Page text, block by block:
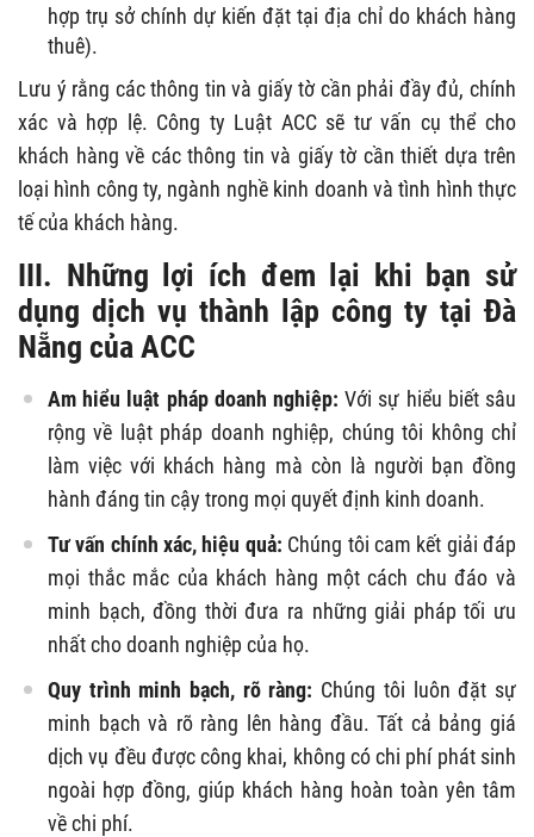
hợp trụ sở chính dự kiến đặt tại địa chỉ do khách hàng
thuê).
Lưu ý rằng các thông tin và giấy tờ cần phải đầy đủ, chính
xác và hợp lệ. Công ty Luật ACC sẽ tư vấn cụ thể cho
khách hàng về các thông tin và giấy tờ cần thiết dựa trên
loại hình công ty, ngành nghề kinh doanh và tình hình thực
tế của khách hàng.
III. Những lợi ích đem lại khi bạn sử
dụng dịch vụ thành lập công ty tại Đà
Nẵng của ACC
Am hiểu luật pháp doanh nghiệp: Với sự hiểu biết sâu
rộng về luật pháp doanh nghiệp, chúng tôi không chỉ
làm việc với khách hàng mà còn là người bạn đồng
hành đáng tin cậy trong mọi quyết định kinh doanh.
Tư vấn chính xác, hiệu quả: Chúng tôi cam kết giải đáp
mọi thắc mắc của khách hàng một cách chu đáo và
minh bạch, đồng thời đưa ra những giải pháp tối ưu
nhất cho doanh nghiệp của họ.
Quy trình minh bạch, rõ ràng: Chúng tôi luôn đặt sự
minh bạch và rõ ràng lên hàng đầu. Tất cả bảng giá
dịch vụ đều được công khai, không có chi phí phát sinh
ngoài hợp đồng, giúp khách hàng hoàn toàn yên tâm
về chi phí.